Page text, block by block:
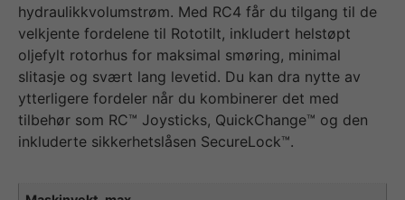
hydraulikkvolumstrøm. Med RC4 får du tilgang til de
velkjente fordelene til Rototilt, inkludert helstøpt
oljefylt rotorhus for maksimal smøring, minimal
slitasje og svært lang levetid. Du kan dra nytte av
ytterligere fordeler når du kombinerer det med
tilbehør som RC™ Joysticks, QuickChange™ og den
inkluderte sikkerhetslåsen SecureLock™.